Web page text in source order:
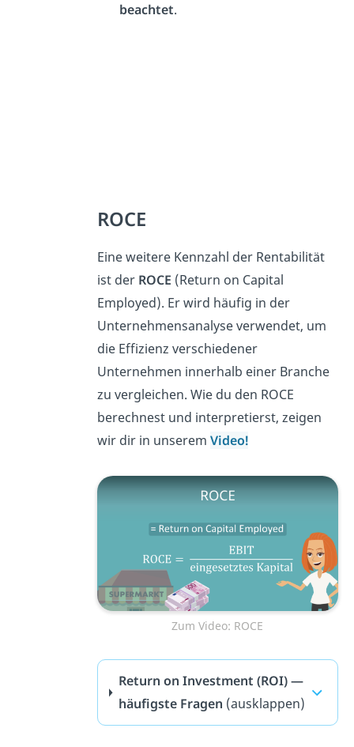
beachtet.
ROCE
Eine weitere Kennzahl der Rentabilität
ist der ROCE (Return on Capital
Employed). Er wird häufig in der
Unternehmensanalyse verwendet, um
die Effizienz verschiedener
Unternehmen innerhalb einer Branche
zu vergleichen. Wie du den ROCE
berechnest und interpretierst, zeigen
wir dir in unserem Video!
Zum Video: ROCE
Return on Investment (ROI) —
häufigste Fragen (ausklappen)